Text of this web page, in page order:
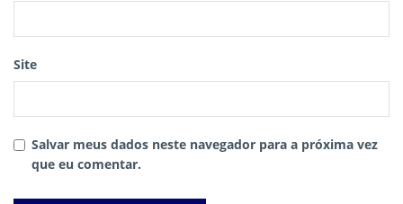
Site
Salvar meus dados neste navegador para a próxima vez
que eu comentar.